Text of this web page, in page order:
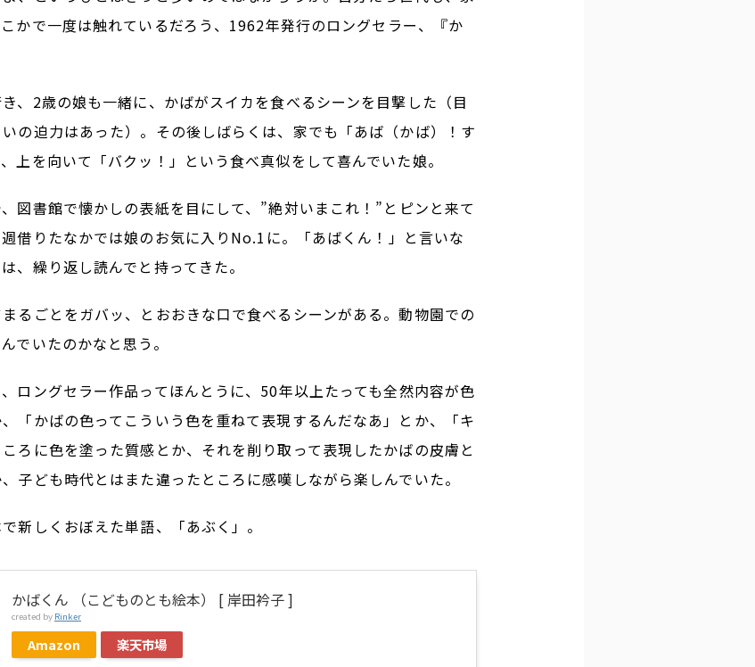
かで一度は触れているだろう、1962年発行のロングセラー、『か
、2歳の娘も一緒に、かばがスイカを食べるシーンを目撃した（目
の迫力はあった）。その後しばらくは、家でも「あば（かば）！す
上を向いて「バクッ！」という食べ真似をして喜んでいた娘。
図書館で懐かしの表紙を目にして、”絶対いまこれ！”とピンと来て
借りたなかでは娘のお気に入りNo.1に。「あばくん！」と言いな
、繰り返し読んでと持ってきた。
るごとをガバッ、とおおきな口で食べるシーンがある。動物園での
でいたのかなと思う。
ロングセラー作品ってほんとうに、50年以上たっても全然内容が色
「かばの色ってこういう色を重ねて表現するんだなあ」とか、「キ
ろに色を塗った質感とか、それを削り取って表現したかばの皮膚と
子ども時代とはまた違ったところに感嘆しながら楽しんでいた。
新しくおぼえた単語、「あぶく」。
かばくん （こどものとも絵本） [ 岸田衿子 ]
created by Rinker
Amazon 楽天市場